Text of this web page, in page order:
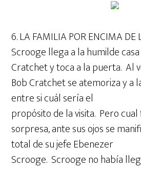
6. LA FAMILIA POR ENCIMA DE
Scrooge llega a la humilde
Cratchet y toca a la puerta. Al
Bob Cratchet se atemoriza y a
entre si cuál sería el
propósito de la visita. Pero cual
sorpresa, ante sus ojos se
total de su jefe Ebenezer
Scrooge. Scrooge no había